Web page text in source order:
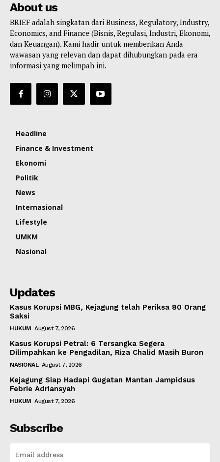
About us
BRIEF adalah singkatan dari Business, Regulatory, Industry,
Economics, and Finance (Bisnis, Regulasi, Industri, Ekonomi,
dan Keuangan). Kami hadir untuk memberikan Anda
wawasan yang relevan dan dapat dihubungkan pada era
informasi yang melimpah ini.
Headline
Finance & Investment
Ekonomi
Politik
News
Internasional
Lifestyle
UMKM
Nasional
Updates
Kasus Korupsi MBG, Kejagung telah Periksa 80 Orang
Saksi
HUKUM August 7, 2026
Kasus Korupsi Petral: 6 Tersangka Segera
Dilimpahkan ke Pengadilan, Riza Chalid Masih Buron
NASIONAL August 7, 2026
Kejagung Siap Hadapi Gugatan Mantan Jampidsus
Febrie Adriansyah
HUKUM August 7, 2026
Subscribe